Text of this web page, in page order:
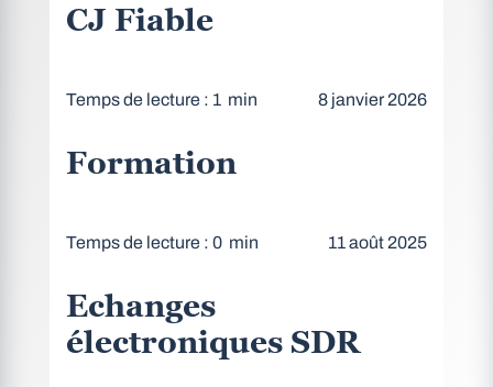
CJ Fiable
Temps de lecture : 1 min 8 janvier 2026
Formation
Temps de lecture : 0 min 11 août 2025
Echanges
électroniques SDR